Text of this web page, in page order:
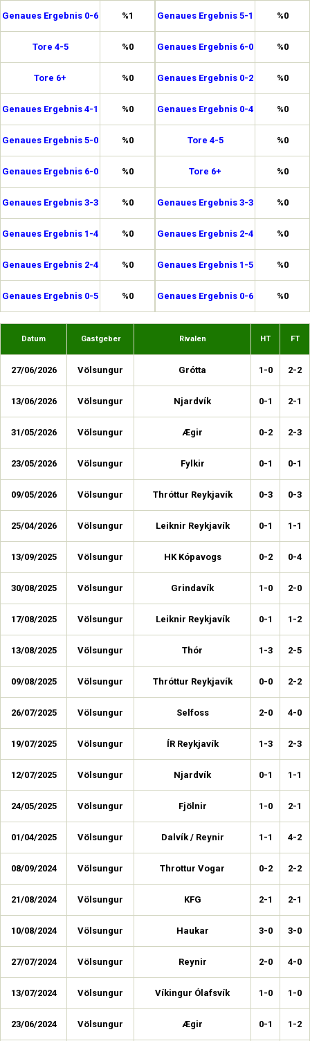
Genaues Ergebnis 0-6 %1
Tore 4-5 %0
Tore 6+ %0
Genaues Ergebnis 4-1 %0
Genaues Ergebnis 5-0 %0
Genaues Ergebnis 6-0 %0
Genaues Ergebnis 3-3 %0
Genaues Ergebnis 1-4 %0
Genaues Ergebnis 2-4 %0
Genaues Ergebnis 0-5 %0
Genaues Ergebnis 5-1 %0
Genaues Ergebnis 6-0 %0
Genaues Ergebnis 0-2 %0
Genaues Ergebnis 0-4 %0
Tore 4-5 %0
Tore 6+ %0
Genaues Ergebnis 3-3 %0
Genaues Ergebnis 2-4 %0
Genaues Ergebnis 1-5 %0
Genaues Ergebnis 0-6 %0
Datum Gastgeber Rivalen HT FT
27/06/2026 Völsungur Grótta 1-0 2-2
13/06/2026 Völsungur Njardvík 0-1 2-1
31/05/2026 Völsungur Ægir 0-2 2-3
23/05/2026 Völsungur Fylkir 0-1 0-1
09/05/2026 Völsungur Thróttur Reykjavík 0-3 0-3
25/04/2026 Völsungur Leiknir Reykjavík 0-1 1-1
13/09/2025 Völsungur HK Kópavogs 0-2 0-4
30/08/2025 Völsungur Grindavík 1-0 2-0
17/08/2025 Völsungur Leiknir Reykjavík 0-1 1-2
13/08/2025 Völsungur Thór 1-3 2-5
09/08/2025 Völsungur Thróttur Reykjavík 0-0 2-2
26/07/2025 Völsungur Selfoss 2-0 4-0
19/07/2025 Völsungur ÍR Reykjavík 1-3 2-3
12/07/2025 Völsungur Njardvík 0-1 1-1
24/05/2025 Völsungur Fjölnir 1-0 2-1
01/04/2025 Völsungur Dalvík / Reynir 1-1 4-2
08/09/2024 Völsungur Throttur Vogar 0-2 2-2
21/08/2024 Völsungur KFG 2-1 2-1
10/08/2024 Völsungur Haukar 3-0 3-0
27/07/2024 Völsungur Reynir 2-0 4-0
13/07/2024 Völsungur Víkingur Ólafsvík 1-0 1-0
23/06/2024 Völsungur Ægir 0-1 1-2